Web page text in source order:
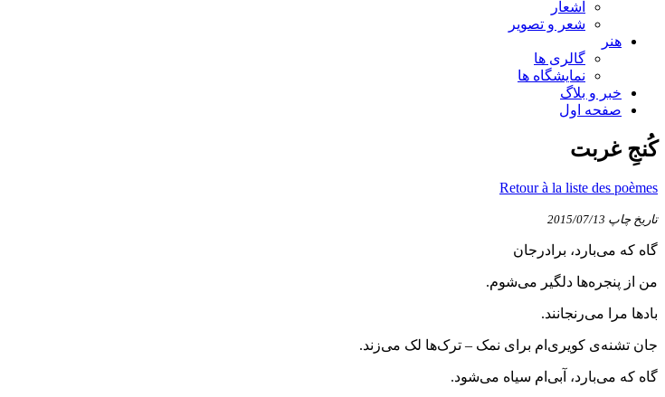
اشعار
شعر و تصویر
هنر
گالری ها
نمایشگاه ها
خبر و بلاگ
صفحه اول
کُنجِ غربت
Retour à la liste des poèmes
تاریخ چاپ 2015/07/13
گاه که می‌بارد، برادرجان
من از پنجره‌ها دلگیر می‌شوم.
بادها مرا می‌رنجانند.
جان تشنه‌ی کویری‌ام برای نمک – ترک‌ها لک می‌زند.
گاه که می‌بارد، آبی‌ام سیاه می‌شود.